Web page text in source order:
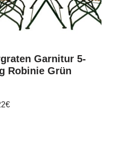
Garnitur 5-
Robinie Grün
€